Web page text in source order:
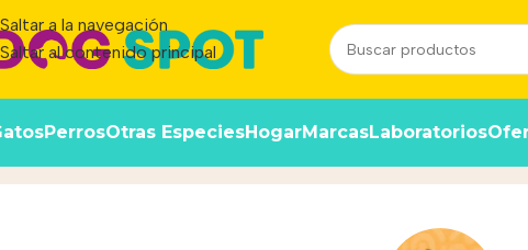
Saltar a la navegación
Saltar al contenido principal
PerrosOtras EspeciesHogarMarcasLaboratorios
7798088564424